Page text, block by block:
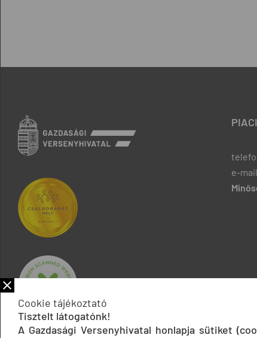
e-
Cookie tájékoztató
Tisztelt látogatónk!
A Gazdasági Versenyhivatal honlapja sütiket